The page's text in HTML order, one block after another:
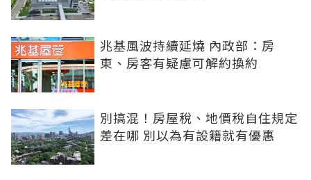
兆基風波持續延燒 內政部：房
東、房客有疑慮可解約換約
別搞混！房屋稅、地價稅自住規定
差在哪 別以為有設籍就有優惠